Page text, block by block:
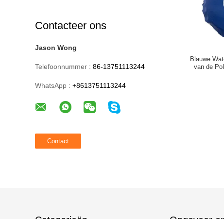
Contacteer ons
Jason Wong
Telefoonnummer : 86-13751113244
WhatsApp : +8613751113244
Blauwe
van de